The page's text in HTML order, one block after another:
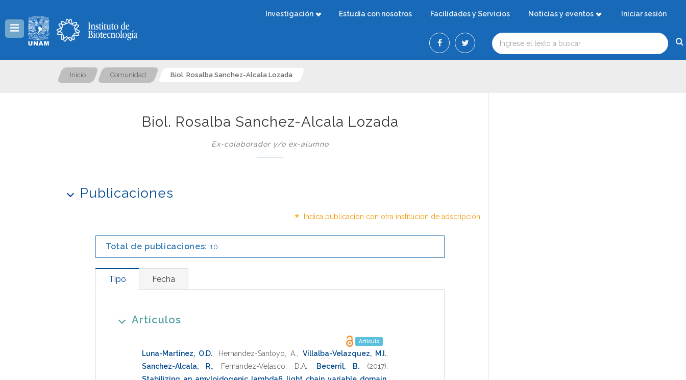
Investigación Estudia con nosotros Facilidades y Servicios Noticias y eventos Iniciar sesión
Inicio Comunidad Biol. Rosalba Sanchez-Alcala Lozada
Biol. Rosalba Sanchez-Alcala Lozada
Ex-colaborador y/o ex-alumno
Publicaciones
* Indica publicación con otra institución de adscripción
Total de publicaciones: 10
Tipo Fecha
Artículos
Artículo
Luna-Martinez, O.D. Hernandez-Santoyo, A. Villalba-Velazquez, M.I.
Sanchez-Alcala, R.
Fernandez-Velasco, D.A. Becerril, B. (2017)